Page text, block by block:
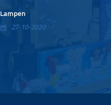
Lampen
27-10-2020